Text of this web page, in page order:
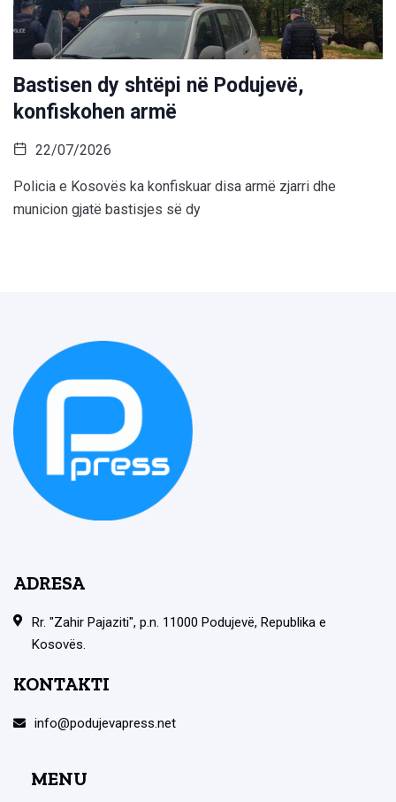
Bastisen dy shtëpi në Podujevë,
konfiskohen armë
22/07/2026
Policia e Kosovës ka konfiskuar disa armë zjarri dhe
municion gjatë bastisjes së dy
ADRESA
Rr. "Zahir Pajaziti", p.n. 11000 Podujevë, Republika e
Kosovës.
KONTAKTI
info@podujevapress.net
MENU